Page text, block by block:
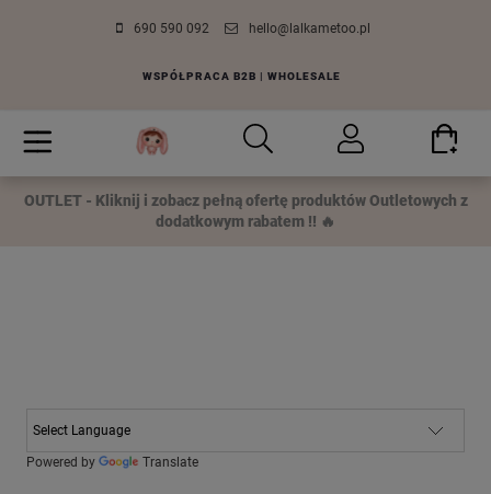
690 590 092 hello@lalkametoo.pl
WSPÓŁPRACA B2B | WHOLESALE
OUTLET - Kliknij i zobacz pełną ofertę produktów Outletowych z
dodatkowym rabatem !! 🔥
Powered by Translate